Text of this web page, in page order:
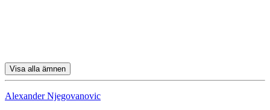
Visa alla ämnen
Alexander Njegovanovic